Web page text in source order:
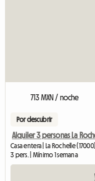
713 MXN / noche
Por descubrir
Alquiler 3 personas La
Casa entera | La Rochelle (17000)
3 pers. | Mínimo 1 semana